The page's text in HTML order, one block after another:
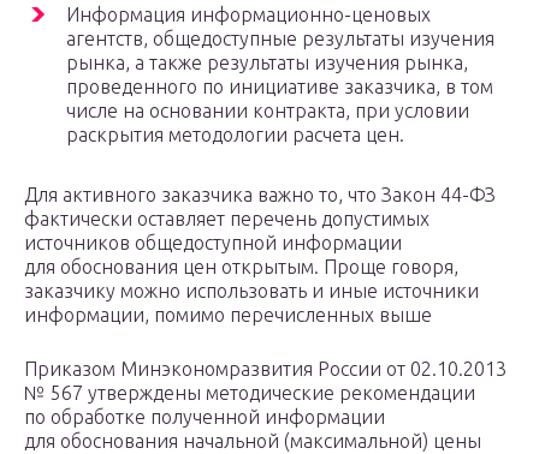
Информация информационно-ценовых
агентств, общедоступные результаты изучения
рынка, а также результаты изучения рынка,
проведенного по инициативе заказчика, в том
числе на основании контракта, при условии
раскрытия методологии расчета цен.
Для активного заказчика важно то, что Закон 44-ФЗ
фактически оставляет перечень допустимых
источников общедоступной информации
для обоснования цен открытым. Проще говоря,
заказчику можно использовать и иные источники
информации, помимо перечисленных выше
Приказом Минэкономразвития России от 02.10.2013
№ 567 утверждены методические рекомендации
по обработке полученной информации
для обоснования начальной (максимальной) цены